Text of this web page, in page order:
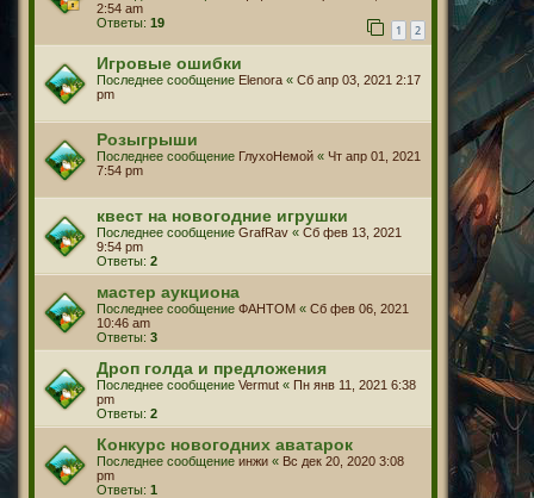
2:54 am
Ответы: 19 1 2
Игровые ошибки
Последнее сообщение Elenora « Сб апр 03, 2021 2:17
pm
Розыгрыши
Последнее сообщение ГлухоНемой « Чт апр 01, 2021
7:54 pm
квест на новогодние игрушки
Последнее сообщение GrafRav « Сб фев 13, 2021
9:54 pm
Ответы: 2
мастер аукциона
Последнее сообщение ФАНТОМ « Сб фев 06, 2021
10:46 am
Ответы: 3
Дроп голда и предложения
Последнее сообщение Vermut « Пн янв 11, 2021 6:38
pm
Ответы: 2
Конкурс новогодних аватарок
Последнее сообщение инжи « Вс дек 20, 2020 3:08
pm
Ответы: 1